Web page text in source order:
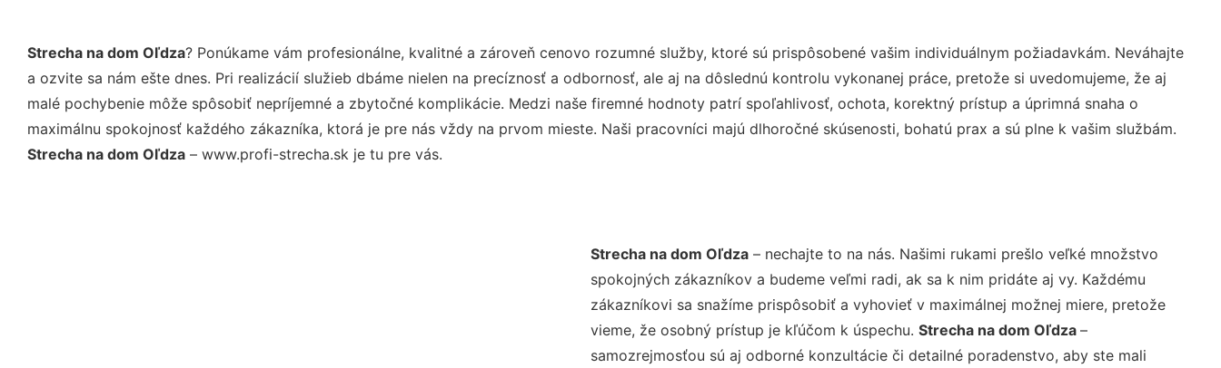
Strecha na dom Oľdza? Ponúkame vám profesionálne, kvalitné a zároveň cenovo rozumné služby, ktoré sú prispôsobené vašim individuálnym požiadavkám. Neváhajte
a ozvite sa nám ešte dnes. Pri realizácií služieb dbáme nielen na precíznosť a odbornosť, ale aj na dôslednú kontrolu vykonanej práce, pretože si uvedomujeme, že aj
malé pochybenie môže spôsobiť nepríjemné a zbytočné komplikácie. Medzi naše firemné hodnoty patrí spoľahlivosť, ochota, korektný prístup a úprimná snaha o
maximálnu spokojnosť každého zákazníka, ktorá je pre nás vždy na prvom mieste. Naši pracovníci majú dlhoročné skúsenosti, bohatú prax a sú plne k vašim službám.
Strecha na dom Oľdza – www.profi-strecha.sk je tu pre vás.
Strecha na dom Oľdza– nechajte to na nás. Našimi rukami prešlo veľké množstvo
spokojných zákazníkov a budeme veľmi radi, ak sa k nim pridáte aj vy. Každému
zákazníkovi sa snažíme prispôsobiť a vyhovieť v maximálnej možnej miere, pretože
vieme, že osobný prístup je kľúčom k úspechu. Strecha na dom Oľdza –
samozrejmosťou sú aj odborné konzultácie či detailné poradenstvo, aby ste mali